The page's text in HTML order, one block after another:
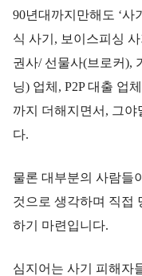
90년대까지만해도 ‘사
식 사기, 보이스피싱
권사/ 선물사(브로커),
닝) 업체, P2P 대출 업
까지 더해지면서, 그야
다.
물론 대부분의 사람들
것으로 생각하며 직접
하기 마련입니다.
심지어는 사기 피해자